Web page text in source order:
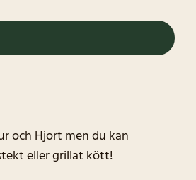
och Hjort men du kan
eller grillat kött!